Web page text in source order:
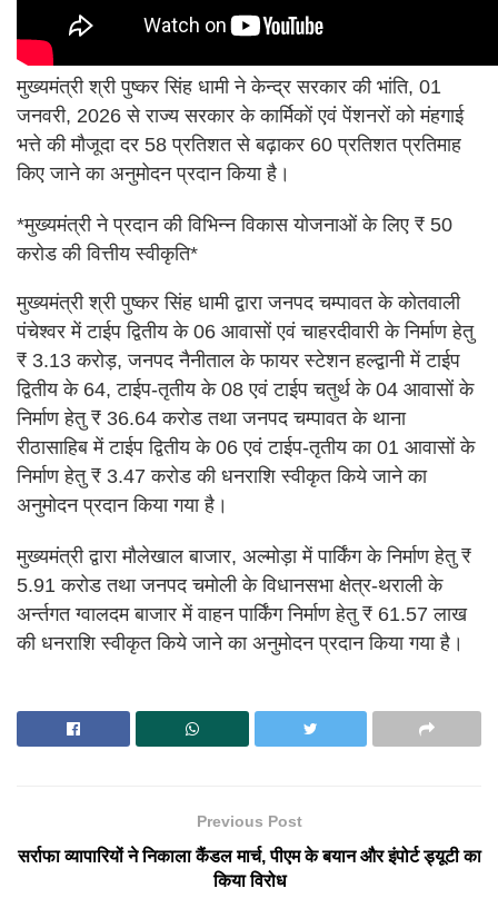
मुख्यमंत्री श्री पुष्कर सिंह धामी ने केन्द्र सरकार की भांति, 01
जनवरी, 2026 से राज्य सरकार के कार्मिकों एवं पेंशनरों को मंहगाई
भत्ते की मौजूदा दर 58 प्रतिशत से बढ़ाकर 60 प्रतिशत प्रतिमाह
किए जाने का अनुमोदन प्रदान किया है।
*मुख्यमंत्री ने प्रदान की विभिन्न विकास योजनाओं के लिए ₹ 50
करोड की वित्तीय स्वीकृति*
मुख्यमंत्री श्री पुष्कर सिंह धामी द्वारा जनपद चम्पावत के कोतवाली
पंचेश्वर में टाईप द्वितीय के 06 आवासों एवं चाहरदीवारी के निर्माण हेतु
₹ 3.13 करोड़, जनपद नैनीताल के फायर स्टेशन हल्द्वानी में टाईप
द्वितीय के 64, टाईप-तृतीय के 08 एवं टाईप चतुर्थ के 04 आवासों के
निर्माण हेतु ₹ 36.64 करोड तथा जनपद चम्पावत के थाना
रीठासाहिब में टाईप द्वितीय के 06 एवं टाईप-तृतीय का 01 आवासों के
निर्माण हेतु ₹ 3.47 करोड की धनराशि स्वीकृत किये जाने का
अनुमोदन प्रदान किया गया है।
मुख्यमंत्री द्वारा मौलेखाल बाजार, अल्मोड़ा में पार्किंग के निर्माण हेतु ₹
5.91 करोड तथा जनपद चमोली के विधानसभा क्षेत्र-थराली के
अर्न्तगत ग्वालदम बाजार में वाहन पार्किंग निर्माण हेतु ₹ 61.57 लाख
की धनराशि स्वीकृत किये जाने का अनुमोदन प्रदान किया गया है।
Previous Post
सर्राफा व्यापारियों ने निकाला कैंडल मार्च, पीएम के बयान और इंपोर्ट ड्यूटी का
किया विरोध